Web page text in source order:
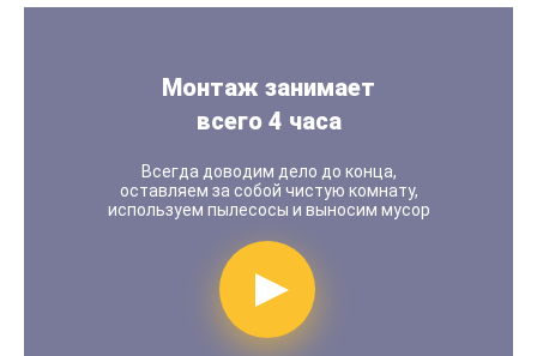
Монтаж занимает
всего 4 часа
Всегда доводим дело до конца,
оставляем за собой чистую комнату,
используем пылесосы и выносим мусор
Показать видео по